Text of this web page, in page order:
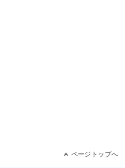
ページトップへ